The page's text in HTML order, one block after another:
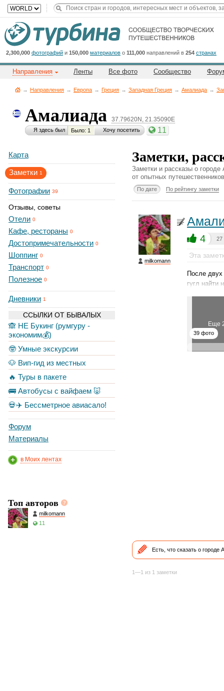
2,300,000 фотографий и 150,000 материалов о 111,000 направлений в 254 странах
Направления Ленты Все фото Сообщество
→ Направления → Европа → Греция → Западная Греция → Амалиада →
Амалиада 37.79620N, 21.35090E
Я здесь был Было: 1 Хочу посетить 11
Карта
Заметки 1
Фотографии 39
Отзывы, советы
Отели 0
Кафе, рестораны 0
Достопримечательности 0
Шоппинг 0
Транспорт 0
Полезное 0
Дневники 1
ССЫЛКИ ОТ БЫВАЛЫХ
🙈 НЕ Букинг (румгуру -
экономим💰)
🤓 Умные экскурсии
🐶 Вип-гид из местных
🔥 Туры в пакете
🚌 Автобусы с вайфаем 🐷
💀✈️ Бессметрное авиасало!
Форум
Материалы
в Моих лентах
Топ авторов
milkomann
11
Заметки,
Заметки и рассказы о
от опытных
По дате По рейтингу заметки
milkomann
4 27
Эта
После
гугл найти
Еще
39 фото
Есть, что сказать о городе
1—1 из 1 заметки
Cейчас
на
сайте:
Title
Button